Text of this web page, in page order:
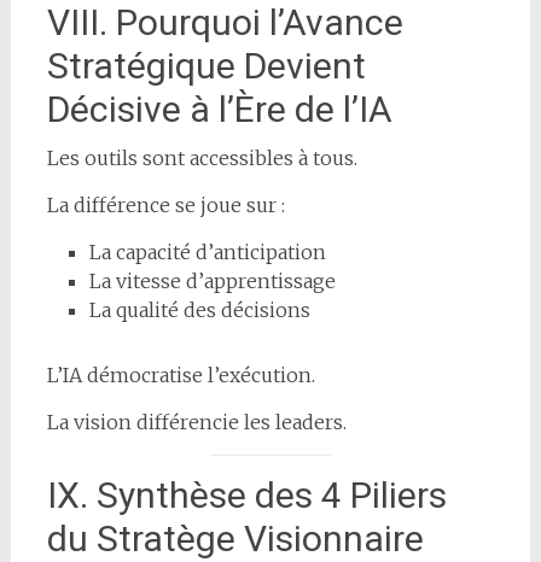
VIII. Pourquoi l’Avance
Stratégique Devient
Décisive à l’Ère de l’IA
Les outils sont accessibles à tous.
La différence se joue sur :
La capacité d’anticipation
La vitesse d’apprentissage
La qualité des décisions
L’IA démocratise l’exécution.
La vision différencie les leaders.
IX. Synthèse des 4 Piliers
du Stratège Visionnaire